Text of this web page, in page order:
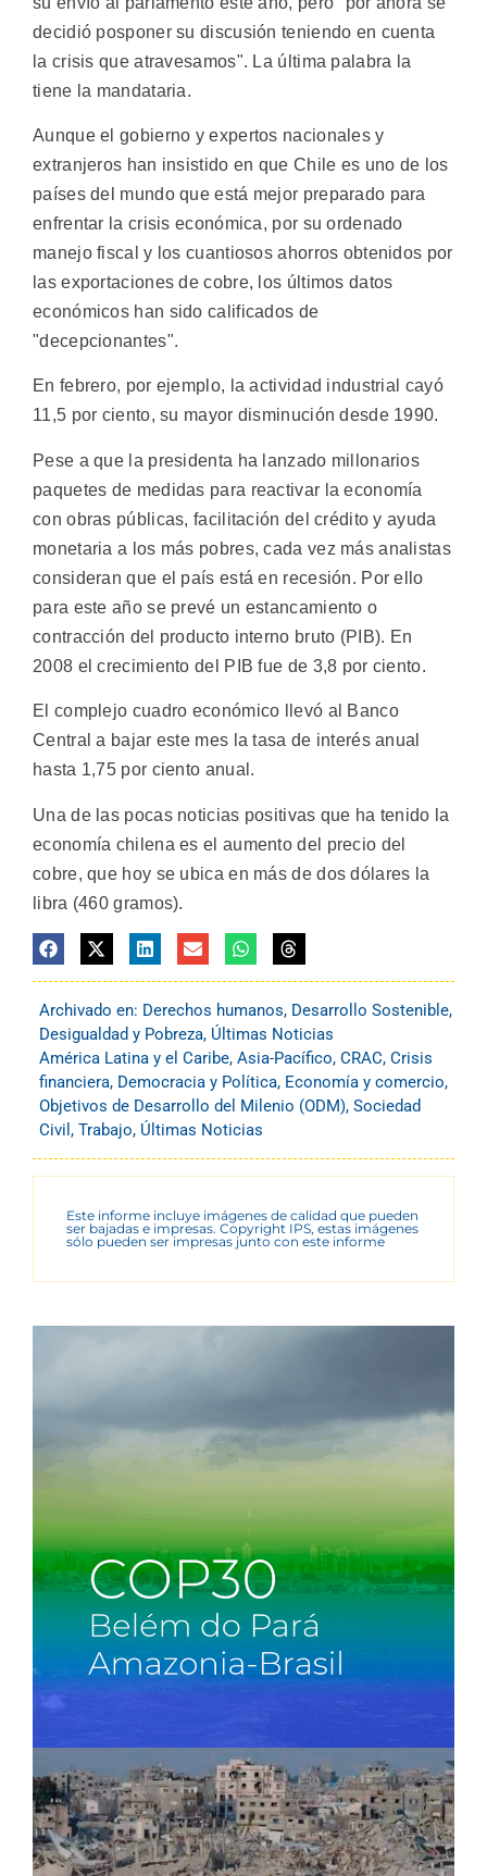
decidió posponer su discusión teniendo en cuenta
la crisis que atravesamos". La última palabra la
tiene la mandataria.
Aunque el gobierno y expertos nacionales y
extranjeros han insistido en que Chile es uno de los
países del mundo que está mejor preparado para
enfrentar la crisis económica, por su ordenado
manejo fiscal y los cuantiosos ahorros obtenidos por
las exportaciones de cobre, los últimos datos
económicos han sido calificados de
"decepcionantes".
En febrero, por ejemplo, la actividad industrial cayó
11,5 por ciento, su mayor disminución desde 1990.
Pese a que la presidenta ha lanzado millonarios
paquetes de medidas para reactivar la economía
con obras públicas, facilitación del crédito y ayuda
monetaria a los más pobres, cada vez más analistas
consideran que el país está en recesión. Por ello
para este año se prevé un estancamiento o
contracción del producto interno bruto (PIB). En
2008 el crecimiento del PIB fue de 3,8 por ciento.
El complejo cuadro económico llevó al Banco
Central a bajar este mes la tasa de interés anual
hasta 1,75 por ciento anual.
Una de las pocas noticias positivas que ha tenido la
economía chilena es el aumento del precio del
cobre, que hoy se ubica en más de dos dólares la
libra (460 gramos).
Archivado en: Derechos humanos, Desarrollo Sostenible,
Desigualdad y Pobreza, Últimas Noticias
América Latina y el Caribe, Asia-Pacífico, CRAC, Crisis
financiera, Democracia y Política, Economía y comercio,
Objetivos de Desarrollo del Milenio (ODM), Sociedad
Civil , Trabajo, Últimas Noticias
Este informe incluye imágenes de calidad que pueden
ser bajadas e impresas. Copyright IPS, estas imágenes
sólo pueden ser impresas junto con este informe